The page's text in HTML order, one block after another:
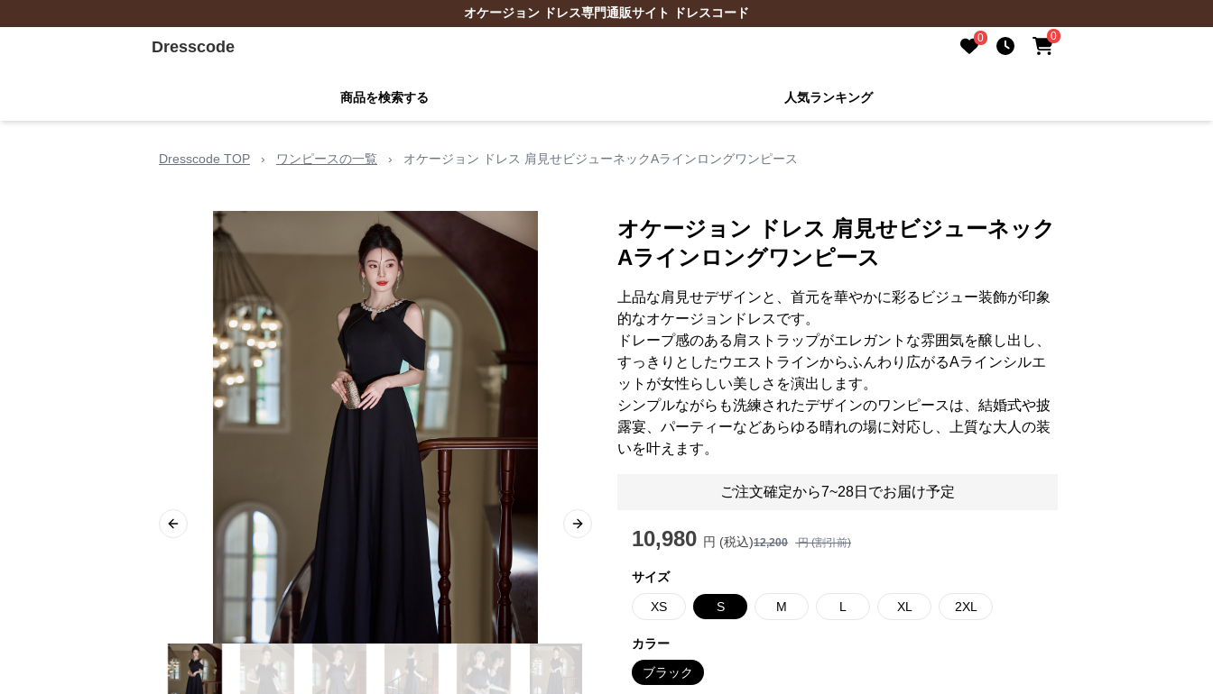
オケージョン ドレス専門通販サイト ドレスコード
Dresscode 0 0
商品を検索する 人気ランキング
Dresscode TOP › ワンピースの一覧 › オケージョン ドレス 肩見せビジューネックAラインロングワンピース
Previous slide Next slide
オケージョン ドレス 肩見せビジューネック
Aラインロングワンピース
上品な肩見せデザインと、首元を華やかに彩るビジュー装飾が印象
的なオケージョンドレスです。
ドレープ感のある肩ストラップがエレガントな雰囲気を醸し出し、
すっきりとしたウエストラインからふんわり広がるAラインシルエ
ットが女性らしい美しさを演出します。
シンプルながらも洗練されたデザインのワンピースは、結婚式や披
露宴、パーティーなどあらゆる晴れの場に対応し、上質な大人の装
いを叶えます。
ご注文確定から7~28日でお届け予定
10,980 円 (税込)12,200 円 (割引前)
サイズ
XS S M L XL 2XL
カラー
ブラック